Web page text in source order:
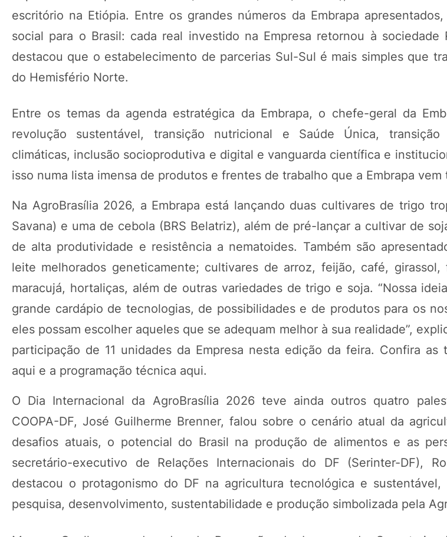
escritório na Etiópia. Entre os grandes números da Embrapa
social para o Brasil: cada real investido na Empresa retornou à sociedade
destacou que o estabelecimento de parcerias Sul-Sul é mais simples que
do Hemisfério Norte.
Entre os temas da agenda estratégica da Embrapa, o chefe-geral da
revolução sustentável, transição nutricional e Saúde Única,
climáticas, inclusão socioprodutiva e digital e vanguarda científica e
isso numa lista imensa de produtos e frentes de trabalho que a Embrapa vem
Na AgroBrasília 2026, a Embrapa está lançando duas cultivares de trigo
Savana) e uma de cebola (BRS Belatriz), além de pré-lançar a cultivar de
de alta produtividade e resistência a nematoides. Também são
leite melhorados geneticamente; cultivares de arroz, feijão, café, girassol,
maracujá, hortaliças, além de outras variedades de trigo e soja. “Nossa
grande cardápio de tecnologias, de possibilidades e de produtos para os
eles possam escolher aqueles que se adequam melhor à sua realidade”,
participação de 11 unidades da Empresa nesta edição da feira. Confira as
aqui e a programação técnica aqui.
O Dia Internacional da AgroBrasília 2026 teve ainda outros quatro
COOPA-DF, José Guilherme Brenner, falou sobre o cenário atual da
desafios atuais, o potencial do Brasil na produção de alimentos e as
secretário-executivo de Relações Internacionais do DF (Serinter-DF),
destacou o protagonismo do DF na agricultura tecnológica e
pesquisa, desenvolvimento, sustentabilidade e produção simbolizada pela